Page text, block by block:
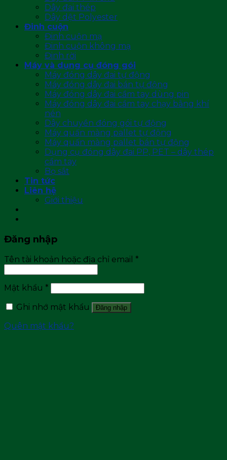
Dây đai thép
Dây dệt Polyester
Đinh cuộn
Đinh cuộn mạ
Đinh cuộn không mạ
Đinh rời
Máy và dụng cụ đóng gói
Máy đóng dây đai tự động
Máy đóng dây đai bán tự động
Máy đóng dây đai cầm tay dùng pin
Máy đóng dây đai cầm tay chạy bằng khí
nén
Dây chuyền đóng gói tự động
Máy quấn màng pallet tự động
Máy quấn màng pallet bán tự động
Dụng cụ đóng dây đai PP, PET – dây thép
cầm tay
Bọ sắt
Tin tức
Liên hệ
Giới thiệu
Đăng nhập
Tên tài khoản hoặc địa chỉ email *
Mật khẩu *
Ghi nhớ mật khẩu
Đăng nhập
Quên mật khẩu?